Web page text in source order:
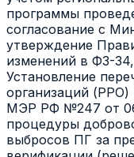
программы
согласование с
утверждение
изменений в ФЗ-34,
Установление
организаций (РРО)
МЭР РФ №247 от
процедуры
выбросов ПГ за